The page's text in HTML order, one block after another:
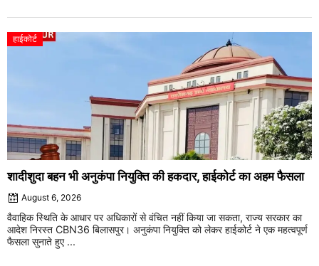
हाईकोर्ट
शादीशुदा बहन भी अनुकंपा नियुक्ति की हकदार, हाईकोर्ट का अहम फैसला
August 6, 2026
वैवाहिक स्थिति के आधार पर अधिकारों से वंचित नहीं किया जा सकता, राज्य सरकार का
आदेश निरस्त CBN36 बिलासपुर। अनुकंपा नियुक्ति को लेकर हाईकोर्ट ने एक महत्वपूर्ण
फैसला सुनाते हुए ...